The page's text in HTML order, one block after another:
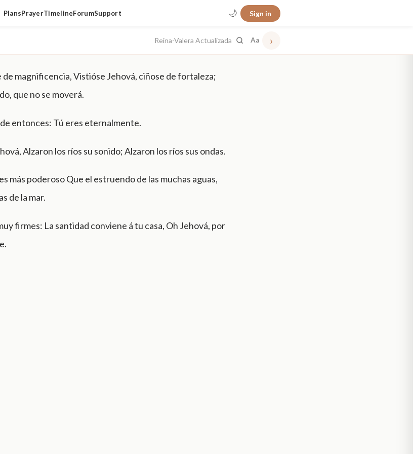
PlansPrayerTimelineForumSupport 🌙 Sign in
Reina-Valera Actualizada Aa ›
de magnificencia, Vistióse Jehová, ciñose de fortaleza;
que no se moverá.
entonces: Tú eres eternalmente.
Alzaron los ríos su sonido; Alzaron los ríos sus ondas.
más poderoso Que el estruendo de las muchas aguas,
de la mar.
firmes: La santidad conviene á tu casa, Oh Jehová, por